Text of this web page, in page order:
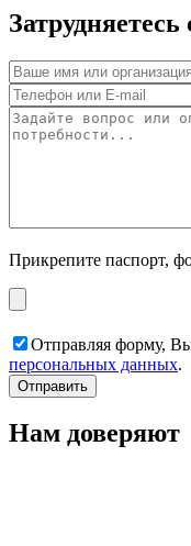
Прикрепите паспорт,
Отправляя форму,
персональных данных.
Нам доверяют